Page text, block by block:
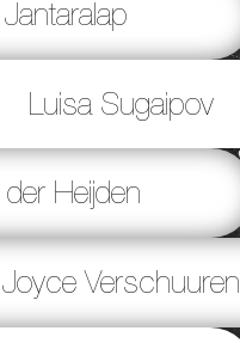
Luisa Sugaipov
Heijden
Joyce Verschuuren